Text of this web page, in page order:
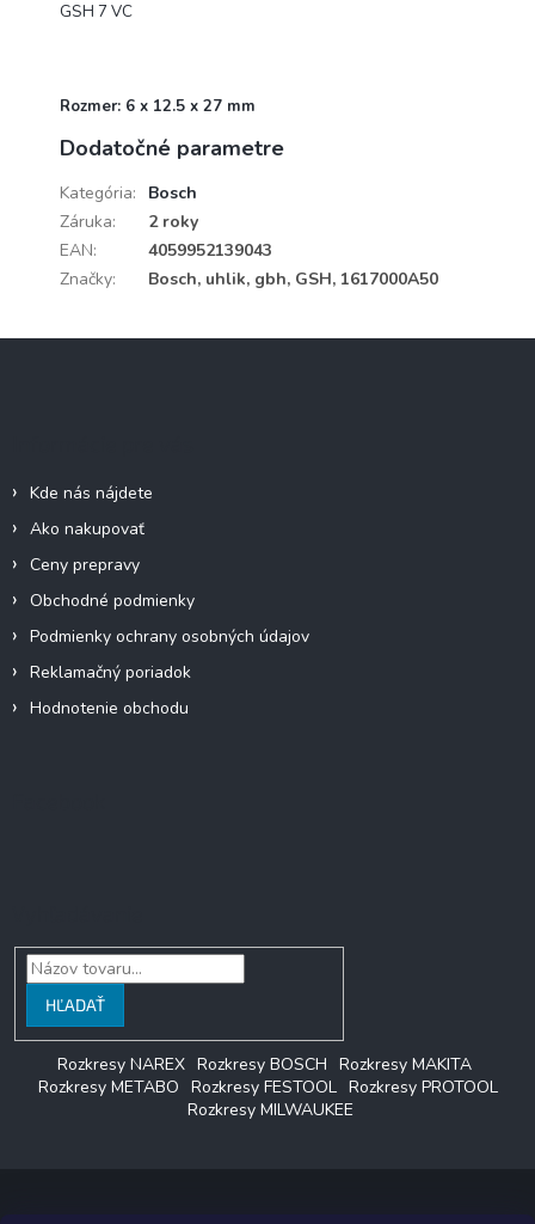
GSH 7 VC
Rozmer: 6 x 12.5 x 27 mm
Dodatočné parametre
Kategória:
Bosch
Záruka:
2 roky
EAN:
4059952139043
Značky: Bosch, uhlik, gbh, GSH, 1617000A50
Kde nás nájdete
Ako nakupovať
Ceny prepravy
Obchodné podmienky
Podmienky ochrany osobných údajov
Reklamačný poriadok
Hodnotenie obchodu
HĽADAŤ
Rozkresy NAREX Rozkresy BOSCH Rozkresy MAKITA
Rozkresy METABO Rozkresy FESTOOL Rozkresy PROTOOL
Rozkresy MILWAUKEE